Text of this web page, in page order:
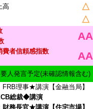
高 △
△
AA
費者信頼感指数
AA
要人発言予定(未確認情報含む)
FRB理事★講演【金融当局】
総裁◆講演
財務長官★講演【住宅市場】